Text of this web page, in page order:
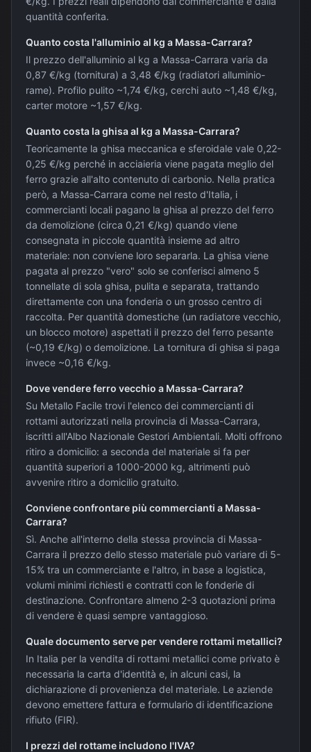
quantità conferita.
Quanto costa l'alluminio al kg a Massa-Carrara?
Il prezzo dell'alluminio al kg a Massa-Carrara varia da
0,87 €/kg (tornitura) a 3,48 €/kg (radiatori alluminio-
rame). Profilo pulito ~1,74 €/kg, cerchi auto ~1,48 €/kg,
carter motore ~1,57 €/kg.
Quanto costa la ghisa al kg a Massa-Carrara?
Teoricamente la ghisa meccanica e sferoidale vale 0,22-
0,25 €/kg perché in acciaieria viene pagata meglio del
ferro grazie all'alto contenuto di carbonio. Nella pratica
però, a Massa-Carrara come nel resto d'Italia, i
commercianti locali pagano la ghisa al prezzo del ferro
da demolizione (circa 0,21 €/kg) quando viene
consegnata in piccole quantità insieme ad altro
materiale: non conviene loro separarla. La ghisa viene
pagata al prezzo "vero" solo se conferisci almeno 5
tonnellate di sola ghisa, pulita e separata, trattando
direttamente con una fonderia o un grosso centro di
raccolta. Per quantità domestiche (un radiatore vecchio,
un blocco motore) aspettati il prezzo del ferro pesante
(~0,19 €/kg) o demolizione. La tornitura di ghisa si paga
invece ~0,16 €/kg.
Dove vendere ferro vecchio a Massa-Carrara?
Su Metallo Facile trovi l'elenco dei commercianti di
rottami autorizzati nella provincia di Massa-Carrara,
iscritti all'Albo Nazionale Gestori Ambientali. Molti offrono
ritiro a domicilio: a seconda del materiale si fa per
quantità superiori a 1000-2000 kg, altrimenti può
avvenire ritiro a domicilio gratuito.
Conviene confrontare più commercianti a Massa-
Carrara?
Sì. Anche all'interno della stessa provincia di Massa-
Carrara il prezzo dello stesso materiale può variare di 5-
15% tra un commerciante e l'altro, in base a logistica,
volumi minimi richiesti e contratti con le fonderie di
destinazione. Confrontare almeno 2-3 quotazioni prima
di vendere è quasi sempre vantaggioso.
Quale documento serve per vendere rottami metallici?
In Italia per la vendita di rottami metallici come privato è
necessaria la carta d'identità e, in alcuni casi, la
dichiarazione di provenienza del materiale. Le aziende
devono emettere fattura e formulario di identificazione
rifiuto (FIR).
I prezzi del rottame includono l'IVA?